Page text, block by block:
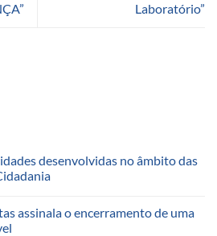
Laboratório”
desenvolvidas no âmbito das
assinala o encerramento de uma